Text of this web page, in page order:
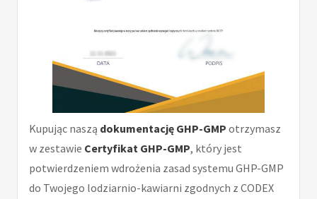
Kupując naszą dokumentację GHP-GMP otrzymasz
w zestawie Certyfikat GHP-GMP, który jest
potwierdzeniem wdrożenia zasad systemu GHP-GMP
do Twojego lodziarnio-kawiarni zgodnych z CODEX